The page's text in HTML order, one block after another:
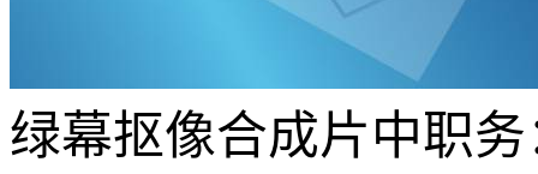
绿幕抠像合成片中职